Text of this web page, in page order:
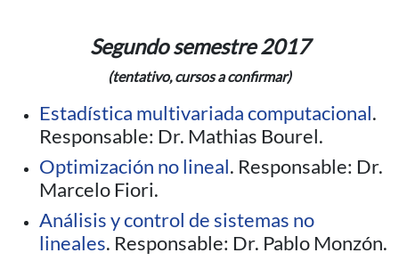
Segundo semestre 2017
(tentativo, cursos a confirmar)
Estadística multivariada computacional.
Responsable: Dr. Mathias Bourel.
Optimización no lineal. Responsable: Dr.
Marcelo Fiori.
Análisis y control de sistemas no
lineales. Responsable: Dr. Pablo Monzón.